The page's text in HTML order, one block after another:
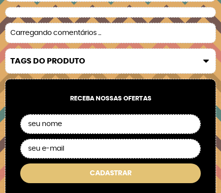
Carregando comentários ...
TAGS DO PRODUTO
RECEBA NOSSAS OFERTAS
CADASTRAR